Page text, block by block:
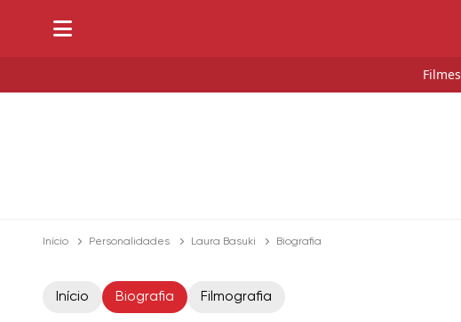
Filmes
Início Personalidades Laura Basuki Biografia
Início Biografia Filmografia